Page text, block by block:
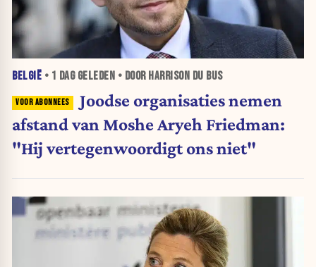
BELGIË • 1 DAGGELEDEN • DOOR HARRISON DU BUS
Joodse organisaties nemen
afstand van Moshe Aryeh Friedman:
"Hij vertegenwoordigt ons niet"